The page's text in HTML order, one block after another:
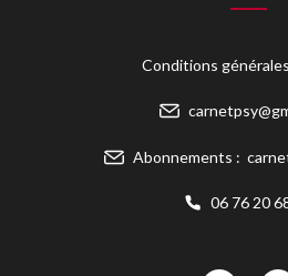
Conditions
Abonnements :
06 76 20